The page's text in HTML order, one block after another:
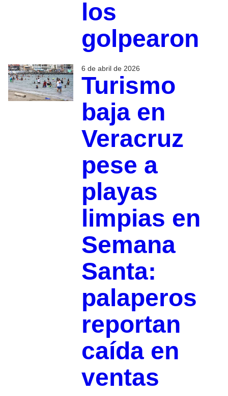
los
golpearon
6 de abril de 2026
Turismo
baja en
Veracruz
pese a
playas
limpias en
Semana
Santa:
palaperos
reportan
caída en
ventas